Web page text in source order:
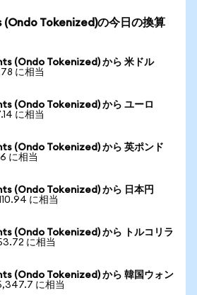
Tokenized)の今日の換算
(Ondo Tokenized) から 米ドル
に相当
(Ondo Tokenized) から ユーロ
に相当
(Ondo Tokenized) から 英ポンド
に相当
(Ondo Tokenized) から 日本円
に相当
(Ondo Tokenized) から トルコリラ
に相当
(Ondo Tokenized) から 韓国ウォン
に相当